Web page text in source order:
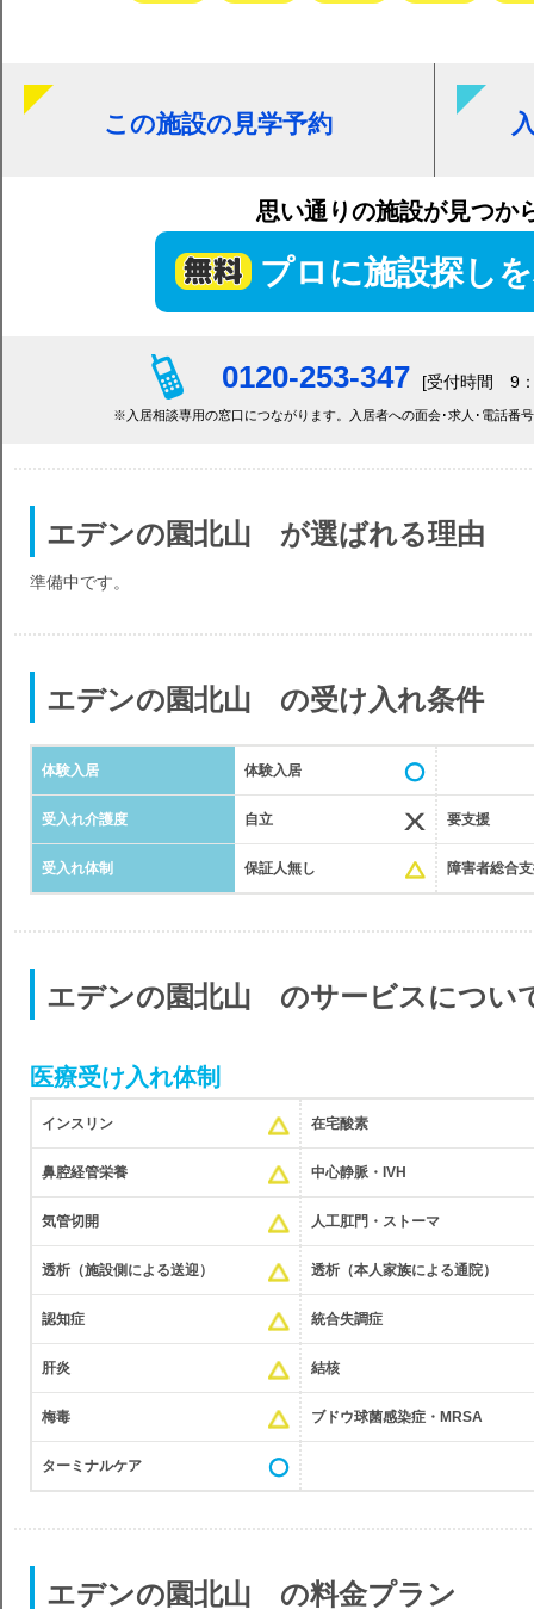
この施設の見学予約
思い通りの施設が見つか
プロに施設探し
0120-253-347 [受付時間 9
※入居相談専用の窓口につながります。入居者への面会･求人･電話番
エデンの園北山 が選ばれる理由
準備中です。
エデンの園北山 の受け入れ条件
体験入居 体験入居
受入れ介護度 自立 要支援
受入れ体制 保証人無し 障害者総合
エデンの園北山 のサービスについ
医療受け入れ体制
インスリン 在宅酸素
鼻腔経管栄養 中心静脈・IVH
気管切開 人工肛門・ストーマ
透析（施設側による送迎） 透析（本人家族による通院）
認知症 統合失調症
肝炎 結核
梅毒 ブドウ球菌感染症・MRSA
ターミナルケア
エデンの園北山 の料金プラン